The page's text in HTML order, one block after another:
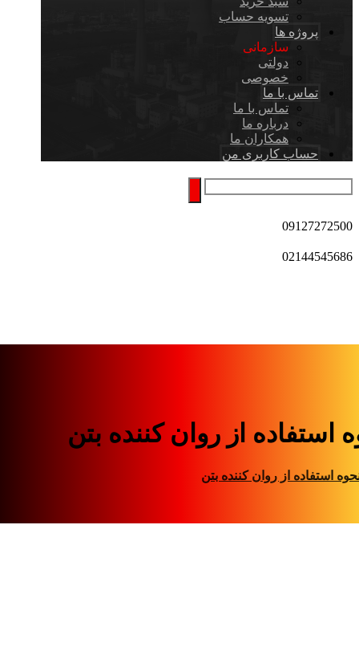
تسویه حساب
پروژه ها
سازمانی
دولتی
خصوصی
تماس با ما
تماس با ما
درباره ما
همکاران ما
حساب کاربری من
09127272500
02144545686
استفاده از روان کننده بتن
استفاده از روان کننده بتن